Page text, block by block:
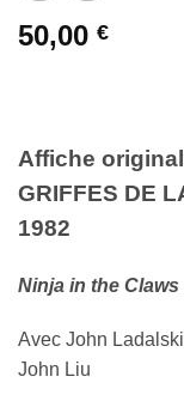
50,00 €
Affiche
GRIFFES DE
1982
Ninja in the Claws
Avec John
John Liu